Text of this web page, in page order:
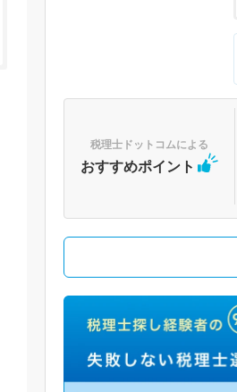
税理士ドットコムによる
おすすめポイント